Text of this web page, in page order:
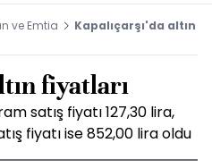
ve Emtia
Kapalıçarşı'da altın
fiyatları
satış fiyatı 127,30 lira,
fiyatı ise 852,00 lira oldu